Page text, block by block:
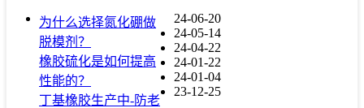
为什么选择氮化硼做
脱模剂？
24-06-20
橡胶硫化是如何提高
性能的？
24-05-14
丁基橡胶生产中-防老
24-04-22
24-01-22
24-01-04
23-12-25